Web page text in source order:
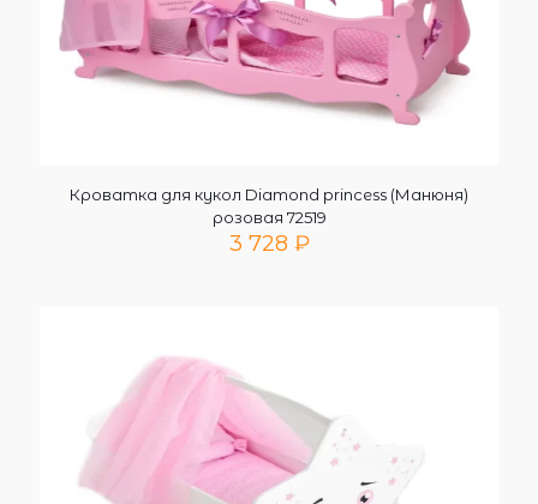
Кроватка для кукол Diamond princess (Манюня)
розовая 72519
3 728 ₽